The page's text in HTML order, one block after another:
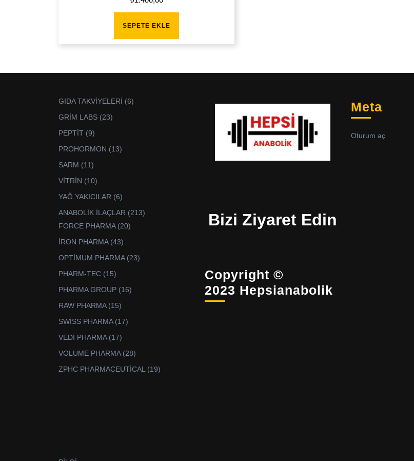
SEPETE EKLE
GIDA TAKVİYELERİ 66
GRİM LABS 2323
PEPTİT 99
PROHORMON 1313
SARM 1111
VİTRİN 1010
YAĞ YAKICILAR 66
ANABOLİK İLAÇLAR 213213
FORCE PHARMA 2020
İRON PHARMA 4343
OPTİMUM PHARMA 2323
PHARM-TEC 1515
PHARMA GROUP 1616
RAW PHARMA 1515
SWİSS PHARMA 1717
VEDİ PHARMA 1717
VOLUME PHARMA 2828
ZPHC PHARMACEUTİCAL 1919
Bizi Ziyaret Edin
Copyright ©
2023 Hepsianabolik
Meta
Oturum aç